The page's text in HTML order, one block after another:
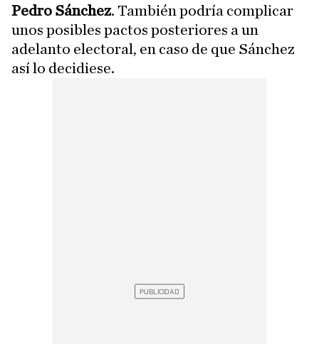
Pedro Sánchez. También podría complicar
unos posibles pactos posteriores a un
adelanto electoral, en caso de que Sánchez
así lo decidiese.